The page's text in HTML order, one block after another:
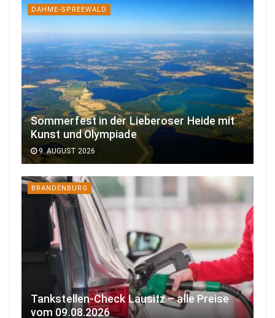
DAHME-SPREEWALD
Sommerfest in der Lieberoser Heide mit
Kunst und Olympiade
9. AUGUST 2026
BRANDENBURG
Tankstellen-Check Lausitz – alle Preise
vom 09.08.2026